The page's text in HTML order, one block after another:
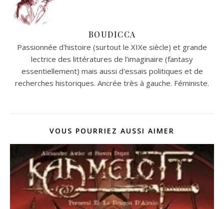
BOUDICCA
Passionnée d'histoire (surtout le XIXe siècle) et grande
lectrice des littératures de l’imaginaire (fantasy
essentiellement) mais aussi d'essais politiques et de
recherches historiques. Ancrée très à gauche. Féministe.
VOUS POURRIEZ AUSSI AIMER